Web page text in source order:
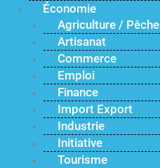
Économie
Agriculture / Pêche
Artisanat
Commerce
Emploi
Finance
Import Export
Industrie
Initiative
Tourisme